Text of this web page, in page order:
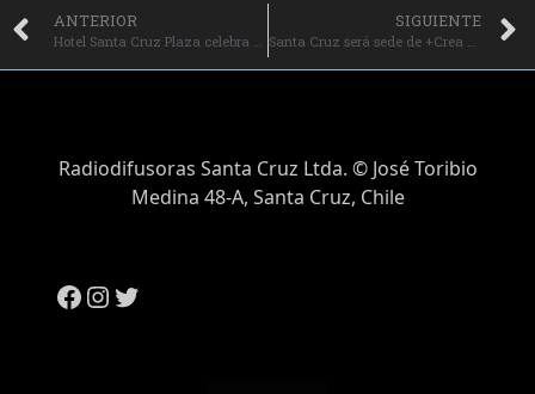
ANTERIOR
Hotel Santa Cruz Plaza celebra el día del vino con degustaciones, menú especial y descuentos exclusivos.
SIGUIENTE
Santa Cruz será sede de +Crea Turismo 2025, encuentro que marcará un hito en el desarrollo del turismo creativo en O’Higgins.
Radiodifusoras Santa Cruz Ltda. © José Toribio
Medina 48-A, Santa Cruz, Chile